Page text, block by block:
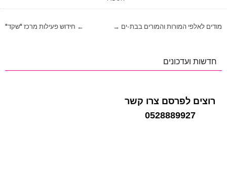
ניווט ← חידוש פעילות מרכז "שקד" מודים לאלפי המורות והמורים בבת-ים →
חדשות ועדכונים
רוצים לפרסם צרו קשר
0528889927